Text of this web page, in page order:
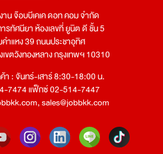
น จ๊อบบีเคเค ดอท คอม จำกัด
รทัศนียา ห้องเลขที่ ยูนิต ดี ชั้น 5
ำแหง 39 ถนนประชาอุทิศ
เขตวังทองหลาง กรุงเทพฯ 10310
า : จันทร์-เสาร์ 8:30-18:00 น.
7474 แฟ็กซ์ 02-514-7447
,sales@jobbkk.com